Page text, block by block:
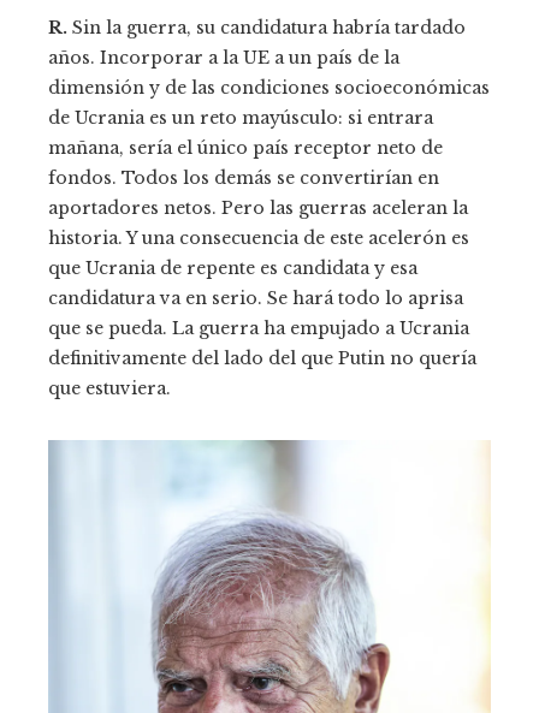
R. Sin la guerra, su candidatura habría tardado
años. Incorporar a la UE a un país de la
dimensión y de las condiciones socioeconómicas
de Ucrania es un reto mayúsculo: si entrara
mañana, sería el único país receptor neto de
fondos. Todos los demás se convertirían en
aportadores netos. Pero las guerras aceleran la
historia. Y una consecuencia de este acelerón es
que Ucrania de repente es candidata y esa
candidatura va en serio. Se hará todo lo aprisa
que se pueda. La guerra ha empujado a Ucrania
definitivamente del lado del que Putin no quería
que estuviera.